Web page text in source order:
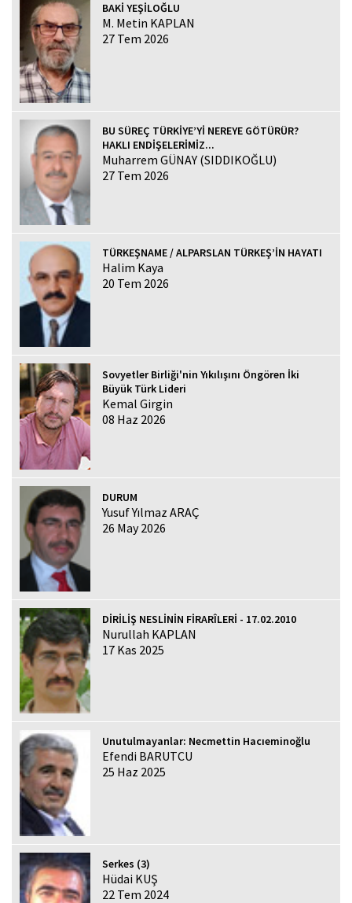
BAKİ YEŞİLOĞLU
M. Metin KAPLAN
27 Tem 2026
BU SÜREÇ TÜRKİYE’Yİ NEREYE GÖTÜRÜR?
HAKLI ENDİŞELERİMİZ...
Muharrem GÜNAY (SIDDIKOĞLU)
27 Tem 2026
TÜRKEŞNAME / ALPARSLAN TÜRKEŞ’İN HAYATI
Halim Kaya
20 Tem 2026
Sovyetler Birliği'nin Yıkılışını Öngören İki
Büyük Türk Lideri
Kemal Girgin
08 Haz 2026
DURUM
Yusuf Yılmaz ARAÇ
26 May 2026
DİRİLİŞ NESLİNİN FİRARÎLERİ - 17.02.2010
Nurullah KAPLAN
17 Kas 2025
Unutulmayanlar: Necmettin Hacıeminoğlu
Efendi BARUTCU
25 Haz 2025
Serkes (3)
Hüdai KUŞ
22 Tem 2024